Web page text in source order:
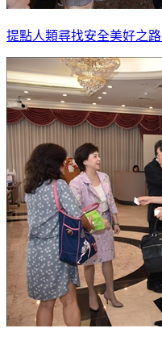
提點人類尋找安全美好之路